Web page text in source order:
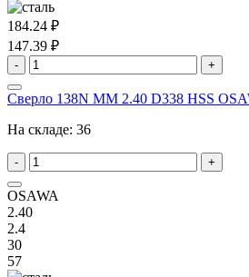
184.24 ₽
147.39 ₽
- +
Сверло 138N MM 2.40 D338 HSS
На складе: 36
- +
OSAWA
2.40
2.4
30
57